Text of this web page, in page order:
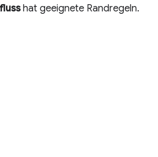
hat geeignete Randregeln.